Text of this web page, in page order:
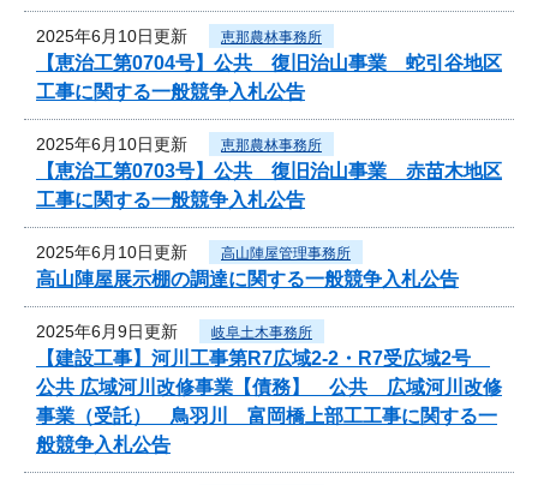
2025年6月10日更新 恵那農林事務所
【恵治工第0704号】公共 復旧治山事業 蛇引谷地区
工事に関する一般競争入札公告
2025年6月10日更新 恵那農林事務所
【恵治工第0703号】公共 復旧治山事業 赤苗木地区
工事に関する一般競争入札公告
2025年6月10日更新 高山陣屋管理事務所
高山陣屋展示棚の調達に関する一般競争入札公告
2025年6月9日更新 岐阜土木事務所
【建設工事】河川工事第R7広域2-2・R7受広域2号
公共 広域河川改修事業【債務】 公共 広域河川改修
事業（受託） 鳥羽川 富岡橋上部工工事に関する一
般競争入札公告